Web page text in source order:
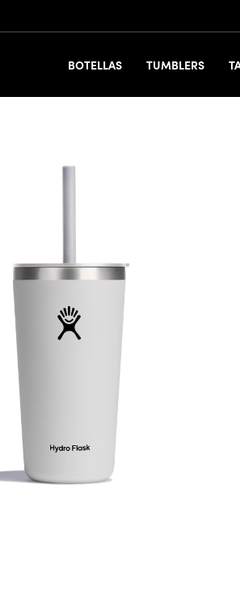
BOTELLAS TUMBLERS